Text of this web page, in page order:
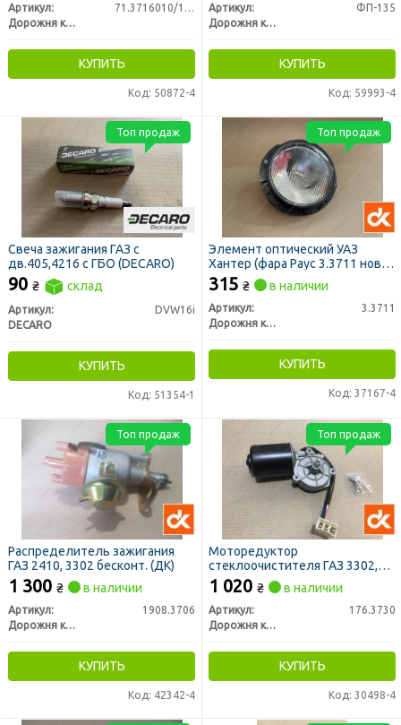
Артикул:
71.3716010/11-01
Дорожня карта
КУПИТЬ
Код: 50872-4
Артикул:
ФП-135
Дорожня карта
КУПИТЬ
Код: 59993-4
Свеча зажигания ГАЗ с
дв.405,4216 с ГБО (DECARO)
90 ₴ склад
Артикул:
DVW16i
DECARO
КУПИТЬ
Код: 51354-1
Топ продаж
Элемент оптический УАЗ
Хантер (фара Раус 3.3711 нов.
обр.) (ДК)
315 ₴ в наличии
Артикул:
3.3711
Дорожня карта
КУПИТЬ
Код: 37167-4
Топ продаж
Распределитель зажигания
ГАЗ 2410, 3302 бесконт. (ДК)
1 300 ₴ в наличии
Артикул:
1908.3706
Дорожня карта
КУПИТЬ
Код: 42342-4
Топ продаж
Моторедуктор
стеклоочистителя ГАЗ 3302,
31029, ВАЗ 2108, 2109, Газель
12В 10Вт (ДК)
1 020 ₴ в наличии
Артикул:
176.3730
Дорожня карта
КУПИТЬ
Код: 30498-4
Топ продаж